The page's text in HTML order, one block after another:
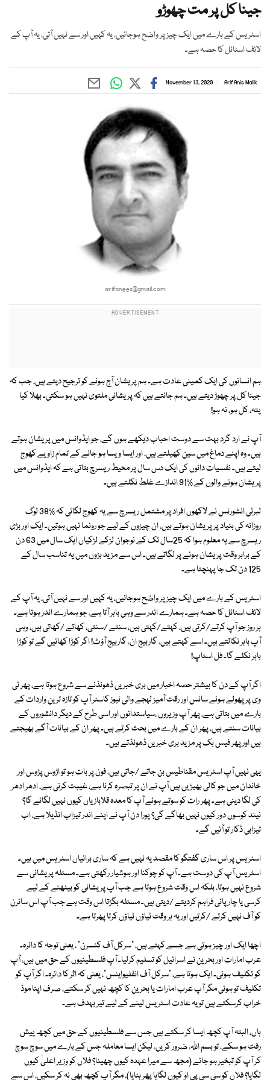
جینا کل پر مت چھوڑو
اسٹریس کے بارے میں ایک چیز پر واضح ہوجائیں، یہ کہیں اور سے نہیں آتی، یہ آپ کے
لائف اسٹائل کا حصہ ہے۔
Arif Anis Malik
November 13, 2020
arifanees@gmail.com
ہم انسانوں کی ایک کمینی عادت ہے۔ ہم پریشان آج ہونے کو ترجیح دیتے ہیں، جب کہ
جینا کل پر چھوڑ دیتے ہیں۔ ہم جانتے ہیں کہ پریشانی ملتوی نہیں ہو سکتی۔ بھلا کیا
پتہ، کل ہو، نہ ہو!
آپ نے ارد گرد بہت سے دوست احباب دیکھے ہوں گے، جو ایڈوانس میں پریشان ہوتے
ہیں۔ وہ اپنے دماغ میں سین کھیلتے ہیں، اور ایسا ویسا ہو جانے کے تمام زاویے کھوج
لیتے ہیں۔ نفسیات دانوں کی ایک دس سال پر محیط ریسرچ بتاتی ہے کہ ایڈوانس میں
پریشان ہونے والوں کے %91 اندازے غلط نکلتے ہیں۔
لبرٹی انشورنس نے لاکھوں افراد پر مشتمل ریسرچ سے یہ کھوج لگائی کہ %38 لوگ
روزانہ کی بنیاد پر پریشان ہوتے ہیں، ان چیزوں کے لیے جو رونما نہیں ہوتیں۔ ایک اور بڑی
ریسرچ سے یہ معلوم ہوا کہ 25سال تک کے نوجوان لڑکے لڑکیاں ایک سال میں 63 دن
کے برابر وقت پریشان ہونے پر لگاتے ہیں۔ اس سے مزید بڑوں میں یہ تناسب سال کے
125 دن تک جا پہنچتا ہے۔
اسٹریس کے بارے میں ایک چیز پر واضح ہوجائیں، یہ کہیں اور سے نہیں آتی، یہ آپ کے
لائف اسٹائل کا حصہ ہے۔ ہمارے اندر سے وہی باہر آتا ہے، جو ہمارے اندر ہوتا ہے۔
ہر روز جو آپ کرتے/کرتی ہیں، کہتے/کہتی ہیں، سنتے /سنتی، کھاتے /کھاتی ہیں، وہی
آپ باہر نکالتے ہیں۔ اسے کہتے ہیں، گاربیج ان، گاربیج آؤٹ! اگر کوڑا کھائیں گے تو کوڑا
باہر نکلے گا۔ فل اسٹاپ!
اگر آپ کے دن کا بیشتر حصہ اخبار میں بری خبریں ڈھونڈنے سے شروع ہوتا ہے، پھر ٹی
وی پر پھولے ہوئے سانس اور رقت آمیز لہجے والی نیوز کاسٹر آپ کو تازہ ترین واردات کے
بارے میں بتاتی ہے، پھر آپ وزیروں ،سیاستدانوں اور اسی طرح کے دیگر دانشوروں کے
بیانات سنتے ہیں، پھر ان کے بارے میں بحث کرتے ہیں۔ پھر ان کے بیانات آگے بھیجتے
ہیں اور پھر فیس بک پر مزید بری خبریں ڈھونڈتے ہیں۔
یہی نہیں آپ اسٹریس مقناطیس بن جاتے /جاتی ہیں، فون پر بات ہو تو اڑوس پڑوس اور
خاندان میں جو کالی بھیڑیں ہیں آپ نے ان پر تبصرہ کرنا ہے، غیبت کرنی ہے، ادھر ادھر
کی لگا دینی ہے۔ پھر رات کو سوتے ہوئے آپ کا معدہ قلابازیاں کیوں نہیں لگائے گا؟
نیند کوسوں دور کیوں نہیں بھاگے گی؟ پورا دن آپ نے اپنے اندر تیزاب انڈیلا ہے، اب
تیزابی ڈکار تو آئیں گے۔
اسٹریس پر اس ساری گفتگو کا مقصد یہ نہیں ہے کہ ساری برائیاں اسٹریس میں ہیں۔
اسٹریس آپ کی دوست ہے۔ آپ کو چوکنا اور ہوشیار رکھتی ہے۔ مسئلہ پریشانی سے
شروع نہیں ہوتا، بلکہ اس وقت شروع ہوتا ہے جب آپ پریشانی کو بیٹھنے کے لیے
کرسی یا چارپائی فراہم کردیتے /دیتی ہیں۔ مسئلہ بگڑتا اس وقت ہے جب آپ اس سائرن
کو آف نہیں کرتے /کرتیں اور یہ ہر وقت ٹیاؤں ٹیاؤں کرتا پھرتا ہے۔
اچھا ایک اور چیز ہوتی ہے جسے کہتے ہیں، "سرکل آف کنسرن" ، یعنی توجہ کا دائرہ۔
عرب امارات اور بحرین نے اسرائیل کو تسلیم کرلیا۔ آپ فلسطینیوں کے حق میں ہیں، آپ
کو تکلیف ہوئی۔ ایک ہوتا ہے، "سرکل آف انفلیواینس"، یعنی کہ اثر کا دائرہ۔ اگر آپ کو
تکلیف تو ہوئی مگر آپ عرب امارات یا بحرین کا کچھ نہیں کر سکتے، صرف اپنا موڈ
خراب کرسکتے ہیں تو یہ عادت اسٹریس لینے کے لیے تیر بہدف ہے۔
ہاں، البتہ آپ کچھ ایسا کر سکتے ہیں جس سے فلسطینیوں کے حق میں کچھ پیش
رفت ہو سکے، تو بسم اللہ، ضرور کریں، لیکن ایسا معاملہ جس کے بارے میں سوچ سوچ
کر آپ کو تبخیر ہو جائے (مجھ سے میرا عہدہ کیوں چھینا؟ فلاں کو وزیر اعلیٰ کیوں
لگایا؟ فلاں کو سی سی پی او کیوں لگایا پھر ہٹایا)، مگر آپ کچھ بھی نہ کر سکیں، اس سے